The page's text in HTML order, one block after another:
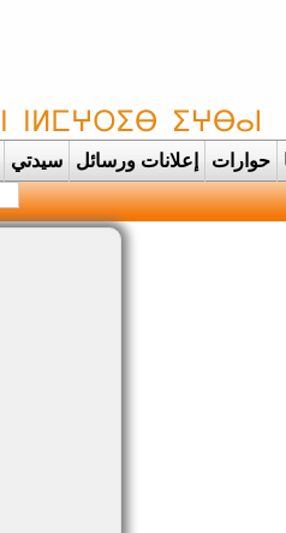
حوارات إعلانات ورسائل سيدتي